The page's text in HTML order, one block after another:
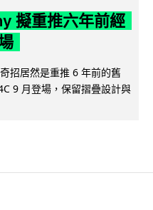
擬重推六年前經
招居然是重推 6 年前的舊
9 月登場，保留摺疊設計與